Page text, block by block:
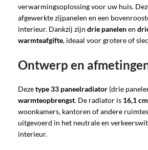
verwarmingsoplossing voor uw huis.
afgewerkte zijpanelen en een
interieur. Dankzij zijn drie panelenen
warmteafgifte, ideaal voor grotere of
Ontwerp en
Dezetype 33 paneelradiator (drie
warmteopbrengst. De radiator is 16,1
woonkamers, kantoren of andere
uitgevoerd in het neutrale en
interieur.